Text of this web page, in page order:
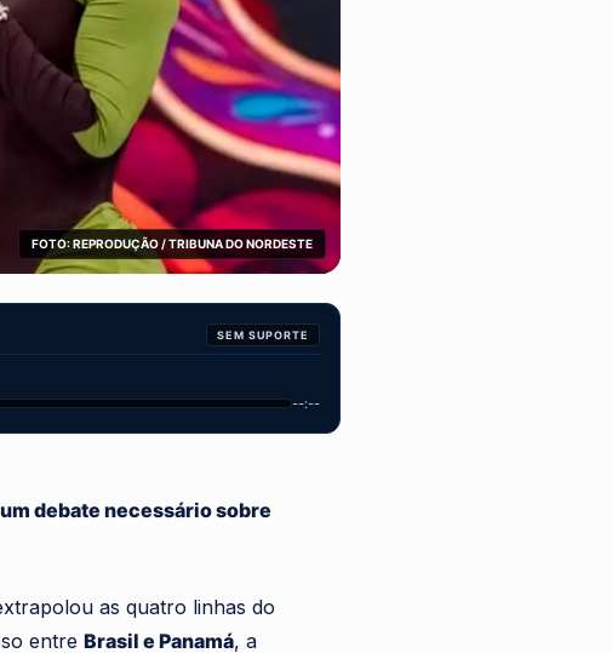
FOTO: REPRODUÇÃO / TRIBUNA DO NORDESTE
SEM SUPORTE
--:--
debate necessário sobre
as quatro linhas do
entre Brasil e Panamá, a